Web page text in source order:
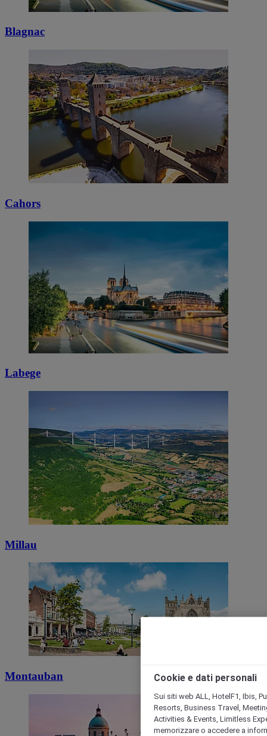
Blagnac
Cahors
Labege
Millau
Montauban Cookie e dati personali
Sui siti web ALL, HotelF1, Ibis,
Resorts, Business Travel,
Activities & Events, Limitless
memorizzare o accedere a